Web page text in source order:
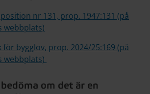
nr 131, prop. 1947:131 (på
webbplats)
bygglov, prop. 2024/25:169 (på
webbplats)
om det är en